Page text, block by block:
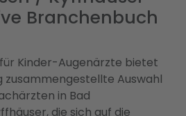
Branchenbuch
Kinder-Augenärzte bietet
zusammengestellte Auswahl
in Bad
die sich auf die